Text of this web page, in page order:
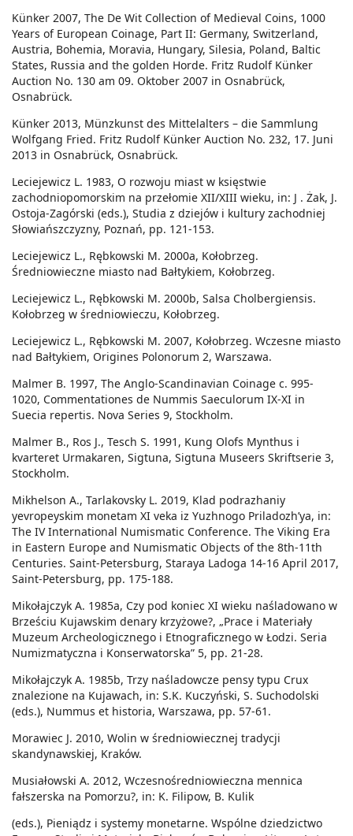
Künker 2007, The De Wit Collection of Medieval Coins, 1000
Years of European Coinage, Part II: Germany, Switzerland,
Austria, Bohemia, Moravia, Hungary, Silesia, Poland, Baltic
States, Russia and the golden Horde. Fritz Rudolf Künker
Auction No. 130 am 09. Oktober 2007 in Osnabrück,
Osnabrück.
Künker 2013, Münzkunst des Mittelalters – die Sammlung
Wolfgang Fried. Fritz Rudolf Künker Auction No. 232, 17. Juni
2013 in Osnabrück, Osnabrück.
Leciejewicz L. 1983, O rozwoju miast w księstwie
zachodniopomorskim na przełomie XII/XIII wieku, in: J . Żak, J.
Ostoja-Zagórski (eds.), Studia z dziejów i kultury zachodniej
Słowiańszczyzny, Poznań, pp. 121-153.
Leciejewicz L., Rębkowski M. 2000a, Kołobrzeg.
Średniowieczne miasto nad Bałtykiem, Kołobrzeg.
Leciejewicz L., Rębkowski M. 2000b, Salsa Cholbergiensis.
Kołobrzeg w średniowieczu, Kołobrzeg.
Leciejewicz L., Rębkowski M. 2007, Kołobrzeg. Wczesne miasto
nad Bałtykiem, Origines Polonorum 2, Warszawa.
Malmer B. 1997, The Anglo-Scandinavian Coinage c. 995-
1020, Commentationes de Nummis Saeculorum IX-XI in
Suecia repertis. Nova Series 9, Stockholm.
Malmer B., Ros J., Tesch S. 1991, Kung Olofs Mynthus i
kvarteret Urmakaren, Sigtuna, Sigtuna Museers Skriftserie 3,
Stockholm.
Mikhelson A., Tarlakovsky L. 2019, Klad podrazhaniy
yevropeyskim monetam XI veka iz Yuzhnogo Priladozh’ya, in:
The IV International Numismatic Conference. The Viking Era
in Eastern Europe and Numismatic Objects of the 8th-11th
Centuries. Saint-Petersburg, Staraya Ladoga 14-16 April 2017,
Saint-Petersburg, pp. 175-188.
Mikołajczyk A. 1985a, Czy pod koniec XI wieku naśladowano w
Brześciu Kujawskim denary krzyżowe?, „Prace i Materiały
Muzeum Archeologicznego i Etnograficznego w Łodzi. Seria
Numizmatyczna i Konserwatorska” 5, pp. 21-28.
Mikołajczyk A. 1985b, Trzy naśladowcze pensy typu Crux
znalezione na Kujawach, in: S.K. Kuczyński, S. Suchodolski
(eds.), Nummus et historia, Warszawa, pp. 57-61.
Morawiec J. 2010, Wolin w średniowiecznej tradycji
skandynawskiej, Kraków.
Musiałowski A. 2012, Wczesnośredniowieczna mennica
fałszerska na Pomorzu?, in: K. Filipow, B. Kulik
(eds.), Pieniądz i systemy monetarne. Wspólne dziedzictwo